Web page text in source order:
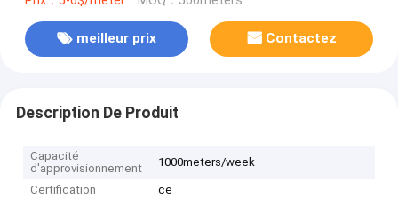
meilleur prix Contactez
Description De Produit
Capacité
d'approvisionnement
1000meters/week
Certification
ce